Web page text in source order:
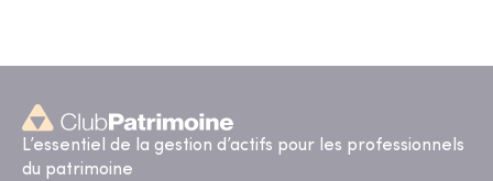
L’essentiel de la gestion d’actifs pour les professionnels
du patrimoine